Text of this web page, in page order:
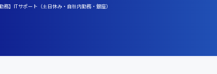
】ITサポート（土日休み・自社内勤務・銀座）